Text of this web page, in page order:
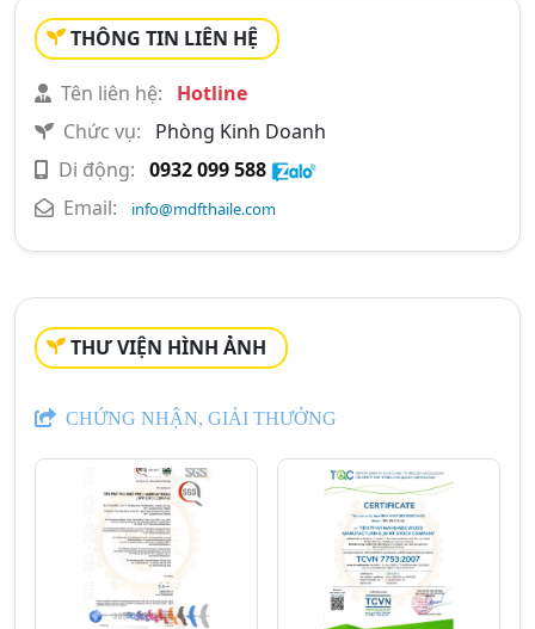
THÔNG TIN LIÊN HỆ
Tên liên hệ:
Hotline
Chức vụ:
Phòng Kinh Doanh
Di động: 0932 099 588
Email:
info@mdfthaile.com
THƯ VIỆN HÌNH ẢNH
CHỨNG NHẬN, GIẢI THƯỞNG